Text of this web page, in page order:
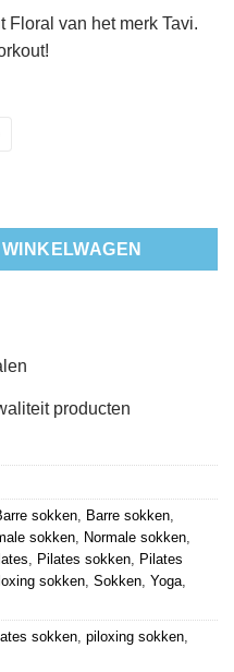
van het merk Tavi.
- Tavi aantal
producten
sokken Barre sokken
sokken Normale sokken
Pilates sokken
Pilates
sokken Sokken Yoga
sokken piloxing sokken